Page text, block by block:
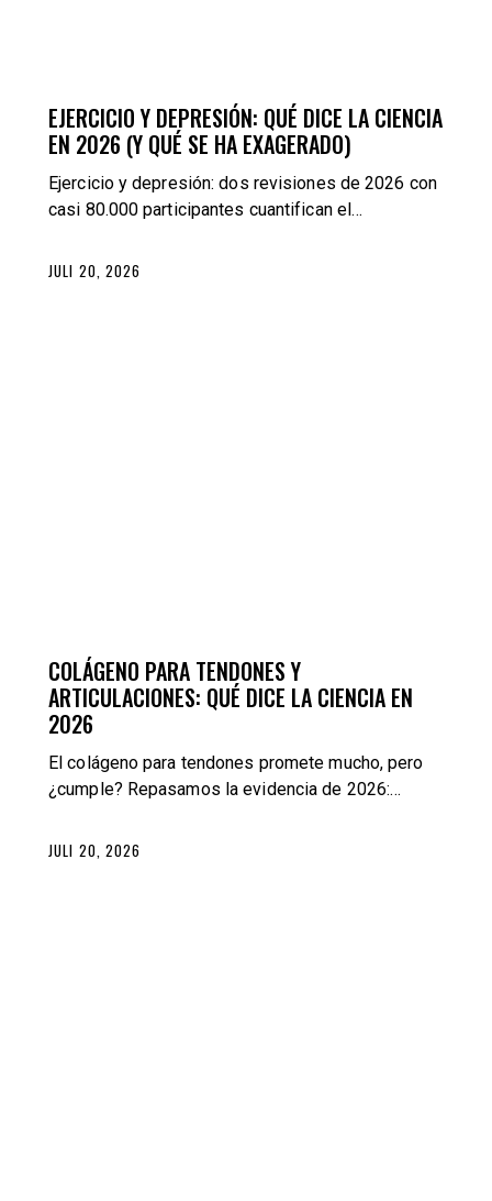
EJERCICIO Y DEPRESIÓN: QUÉ DICE LA CIENCIA
EN 2026 (Y QUÉ SE HA EXAGERADO)
Ejercicio y depresión: dos revisiones de 2026 con
casi 80.000 participantes cuantifican el…
JULI 20, 2026
COLÁGENO PARA TENDONES Y
ARTICULACIONES: QUÉ DICE LA CIENCIA EN
2026
El colágeno para tendones promete mucho, pero
¿cumple? Repasamos la evidencia de 2026:…
JULI 20, 2026